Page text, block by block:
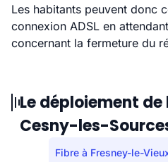
Les habitants peuvent donc
connexion ADSL en
concernant la fermeture du
Le déploiement
Cesny-les-
Fibre à Fresney-le-